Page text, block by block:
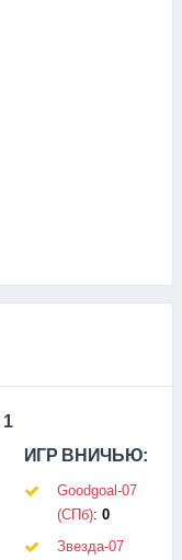
1
ИГР ВНИЧЬЮ:
Goodgoal-07
(СПб): 0
Звезда-07